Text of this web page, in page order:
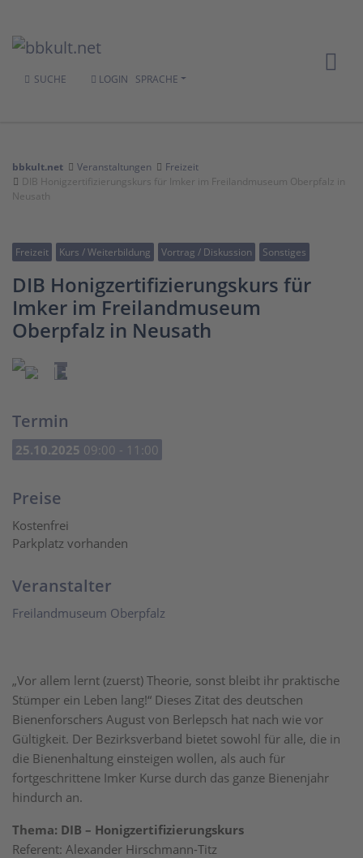
SUCHE LOGIN SPRACHE
bbkult.net Veranstaltungen
Freizeit
DIB Honigzertifizierungskurs für Imker im Freilandmuseum Oberpfalz in
Neusath
Freizeit Kurs / Weiterbildung Vortrag / Diskussion Sonstiges
DIB Honigzertifizierungskurs für
Imker im Freilandmuseum
Oberpfalz in Neusath
1+
„Vor allem lernt (zuerst) Theorie, sonst bleibt ihr praktische
Stümper ein Leben lang!“ Dieses Zitat des deutschen
Bienenforschers August von Berlepsch hat nach wie vor
Gültigkeit. Der Bezirksverband bietet sowohl für alle, die in
die Bienenhaltung einsteigen wollen, als auch für
fortgeschrittene Imker Kurse durch das ganze Bienenjahr
hindurch an.
Thema: DIB – Honigzertifizierungskurs
Referent: Alexander Hirschmann-Titz
Termin
25.10.2025 09:00 - 11:00
Preise
Kostenfrei
Parkplatz vorhanden
Veranstalter
Freilandmuseum Oberpfalz